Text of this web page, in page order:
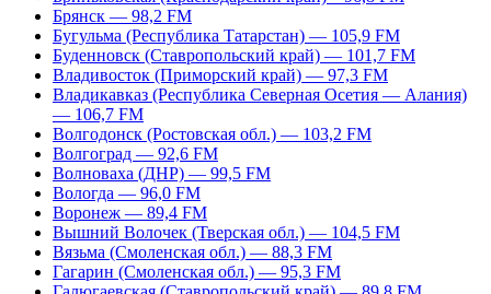
Брянск — 98,2 FM
Бугульма (Республика Татарстан) — 105,9 FM
Буденновск (Ставропольский край) — 101,7 FM
Владивосток (Приморский край) — 97,3 FM
Владикавказ (Республика Северная Осетия — Алания)
— 106,7 FM
Волгодонск (Ростовская обл.) — 103,2 FM
Волгоград — 92,6 FM
Волноваха (ДНР) — 99,5 FM
Вологда — 96,0 FM
Воронеж — 89,4 FM
Вышний Волочек (Тверская обл.) — 104,5 FM
Вязьма (Смоленская обл.) — 88,3 FM
Гагарин (Смоленская обл.) — 95,3 FM